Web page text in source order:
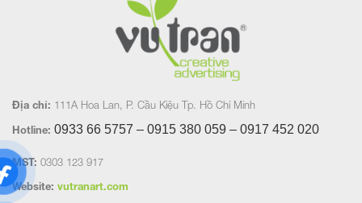
Địa chỉ: 111A Hoa Lan, P. Cầu Kiệu Tp. Hồ Chí Minh
Hotline: 0933 66 5757 – 0915 380 059 – 0917 452 020
MST: 0303 123 917
Website: vutranart.com